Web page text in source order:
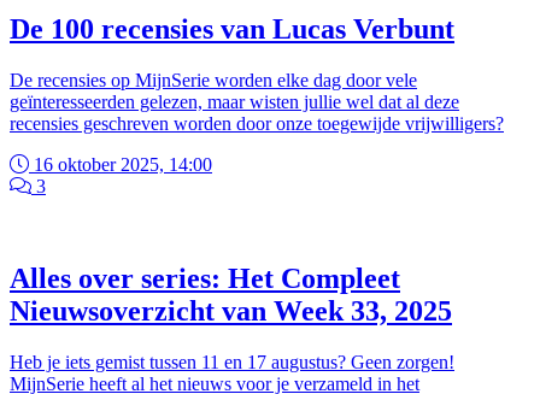
De 100 recensies van Lucas Verbunt
De recensies op MijnSerie worden elke dag door vele
geïnteresseerden gelezen, maar wisten jullie wel dat al deze
recensies geschreven worden door onze toegewijde vrijwilligers?
16 oktober 2025, 14:00
3
Alles over series: Het Compleet
Nieuwsoverzicht van Week 33, 2025
Heb je iets gemist tussen 11 en 17 augustus? Geen zorgen!
MijnSerie heeft al het nieuws voor je verzameld in het